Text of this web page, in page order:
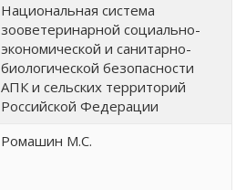
Национальная система
зооветеринарной социально-
экономической и санитарно-
биологической безопасности
АПК и сельских территорий
Российской Федерации
Ромашин М.С.